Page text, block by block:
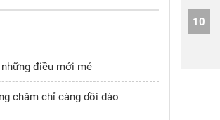
điều mới mẻ
chăm chỉ càng dồi dào
10